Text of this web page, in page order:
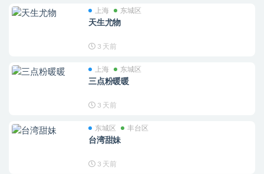
上海 东城区
天生尤物
3 天前
上海 东城区
三点粉暖暖
3 天前
东城区 丰台区
台湾甜妹
3 天前